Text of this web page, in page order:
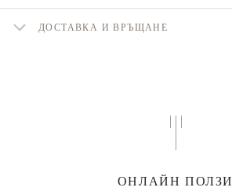
ДОСТАВКА И ВРЪЩАНЕ
ОНЛАЙН ПОЛЗИ